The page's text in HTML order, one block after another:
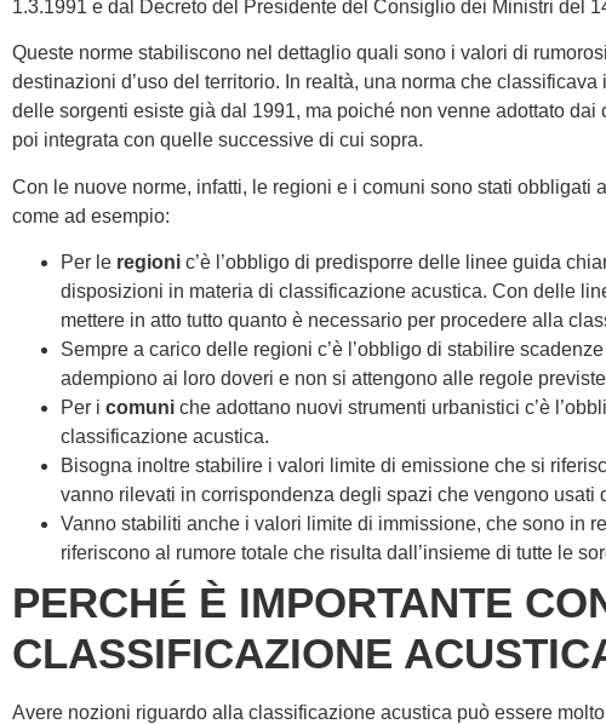
1.3.1991 e dal Decreto del Presidente del Consiglio dei Ministri del
Queste norme stabiliscono nel dettaglio quali sono i valori di
destinazioni d’uso del territorio. In realtà, una norma che
delle sorgenti esiste già dal 1991, ma poiché non venne adottato dai
poi integrata con quelle successive di cui sopra.
Con le nuove norme, infatti, le regioni e i comuni sono stati obbligati
come ad esempio:
Per le regioni c’è l’obbligo di predisporre delle linee guida
disposizioni in materia di classificazione acustica. Con delle
mettere in atto tutto quanto è necessario per procedere alla
Sempre a carico delle regioni c’è l’obbligo di stabilire
adempiono ai loro doveri e non si attengono alle regole
Per i comuni che adottano nuovi strumenti urbanistici c’è
classificazione acustica.
Bisogna inoltre stabilire i valori limite di emissione che si
vanno rilevati in corrispondenza degli spazi che vengono usati
Vanno stabiliti anche i valori limite di immissione, che sono in
riferiscono al rumore totale che risulta dall’insieme di tutte le
PERCHÉ È IMPORTANTE
CLASSIFICAZIONE
Avere nozioni riguardo alla classificazione acustica può essere